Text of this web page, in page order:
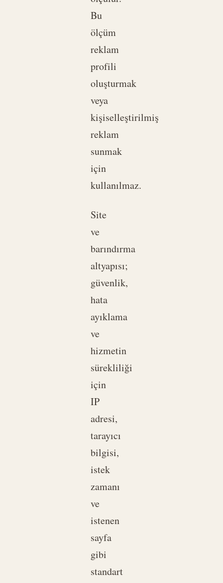
Bu
ölçüm
reklam
profili
oluşturmak
veya
kişiselleştirilmiş
reklam
sunmak
için
kullanılmaz.
Site
ve
barındırma
altyapısı;
güvenlik,
hata
ayıklama
ve
hizmetin
sürekliliği
için
IP
adresi,
tarayıcı
bilgisi,
istek
zamanı
ve
istenen
sayfa
gibi
standart